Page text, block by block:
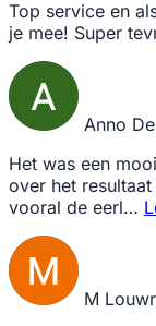
Top service en
je mee! Super
Anno
Het was een
over het
vooral de eerl…
M